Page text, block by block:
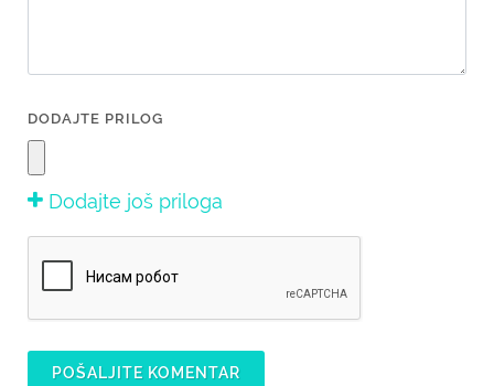
DODAJTE PRILOG
Dodajte još priloga
POŠALJITE KOMENTAR